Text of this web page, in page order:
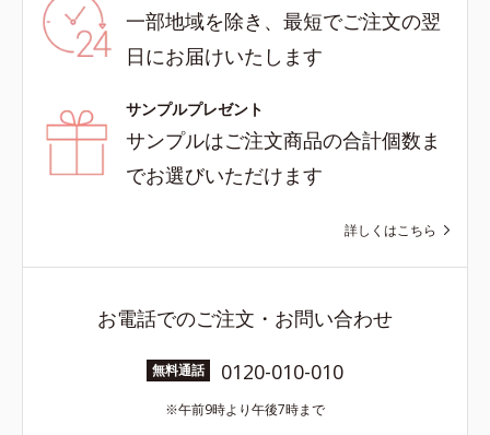
一部地域を除き、最短でご注文の翌
日にお届けいたします
サンプルプレゼント
サンプルはご注文商品の合計個数ま
でお選びいただけます
詳しくはこちら
お電話でのご注文・お問い合わせ
無料通話 0120-010-010
午前9時より午後7時まで